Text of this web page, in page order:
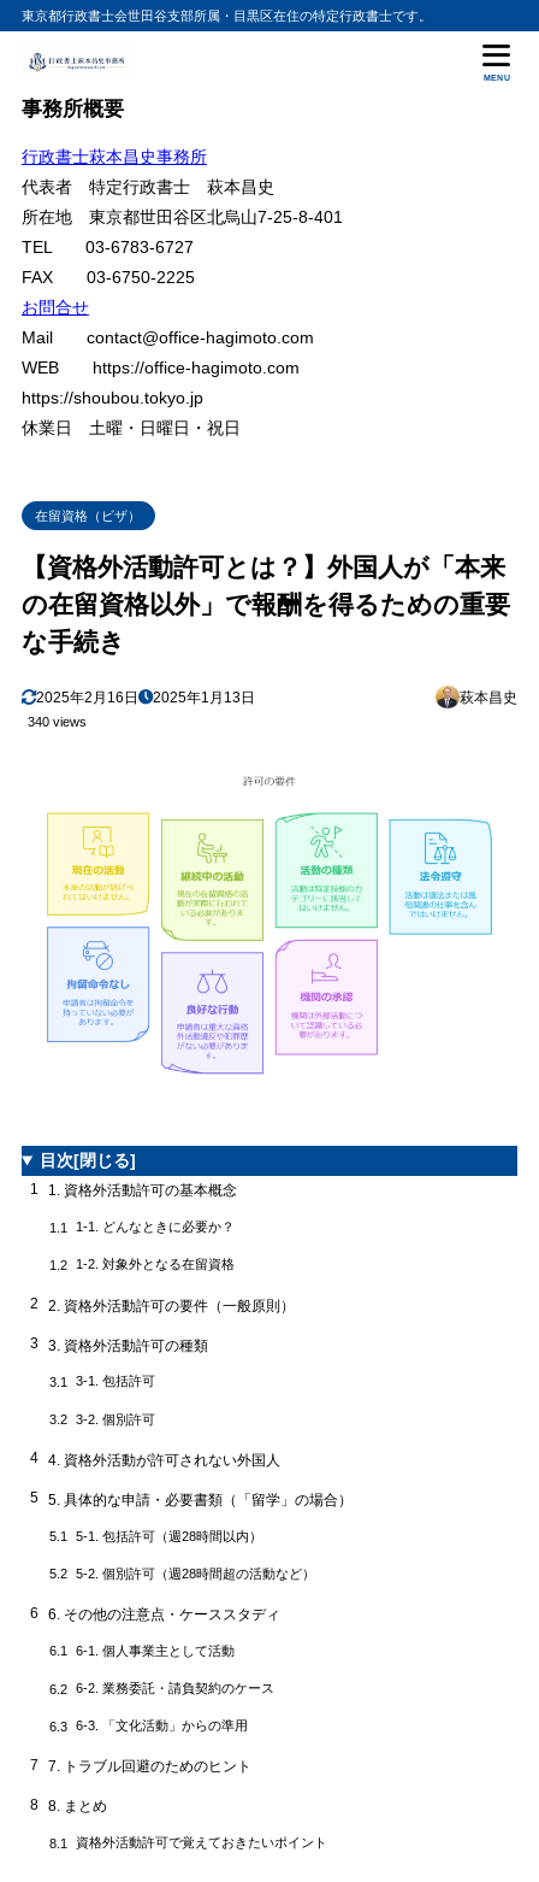
東京都行政書士会世田谷支部所属・目黒区在住の特定行政書士です。
MENU
事務所概要
行政書士萩本昌史事務所
代表者 特定行政書士 萩本昌史
所在地 東京都世田谷区北烏山7-25-8-401
TEL 03-6783-6727
FAX 03-6750-2225
お問合せ
Mail contact@office-hagimoto.com
WEB https://office-hagimoto.com
https://shoubou.tokyo.jp
休業日 土曜・日曜日・祝日
在留資格（ビザ）
【資格外活動許可とは？】外国人が「本来
の在留資格以外」で報酬を得るための重要
な手続き
2025年2月16日 2025年1月13日 萩本昌史
340 views
目次[閉じる]
1 1. 資格外活動許可の基本概念
1.1 1-1. どんなときに必要か？
1.2 1-2. 対象外となる在留資格
2 2. 資格外活動許可の要件（一般原則）
3 3. 資格外活動許可の種類
3.1 3-1. 包括許可
3.2 3-2. 個別許可
4 4. 資格外活動が許可されない外国人
5 5. 具体的な申請・必要書類（「留学」の場合）
5.1 5-1. 包括許可（週28時間以内）
5.2 5-2. 個別許可（週28時間超の活動など）
6 6. その他の注意点・ケーススタディ
6.1 6-1. 個人事業主として活動
6.2 6-2. 業務委託・請負契約のケース
6.3 6-3. 「文化活動」からの準用
7 7. トラブル回避のためのヒント
8 8. まとめ
8.1 資格外活動許可で覚えておきたいポイント
1.1 1-1. どんなときに必要か？
2. 資格外活動許可の要件（一般原則）
3 3. 資格外活動許可の種類
3.1.1 具体的な対象例
3.2 3-2. 個別許可
3.2.1 主なケース
5 5. 具体的な申請・必要書類（「留学」の場合）
5.1 5-1. 包括許可（週28時間以内）
5.2 5-2. 個別許可（週28時間超の活動など）
5.2.1
5.2.2 (2) 語学教師やその他の活動
6-1. 個人事業主として活動
6.2 6-2. 業務委託・請負契約のケース
6.3 6-3. 「文化活動」からの準用
7. トラブル回避のためのヒント
8 8. まとめ
資格外活動許可で覚えておきたいポイント